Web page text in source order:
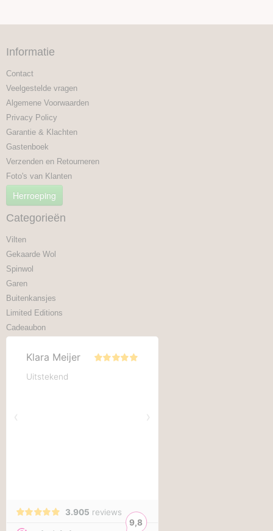
Informatie
Contact
Veelgestelde vragen
Algemene Voorwaarden
Privacy Policy
Garantie & Klachten
Gastenboek
Verzenden en Retourneren
Foto's van Klanten
Herroeping
Categorieën
Vilten
Gekaarde Wol
Spinwol
Garen
Buitenkansjes
Limited Editions
Cadeaubon